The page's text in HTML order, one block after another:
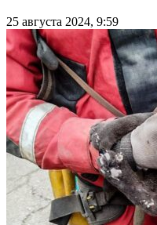
25 августа 2024, 9:59